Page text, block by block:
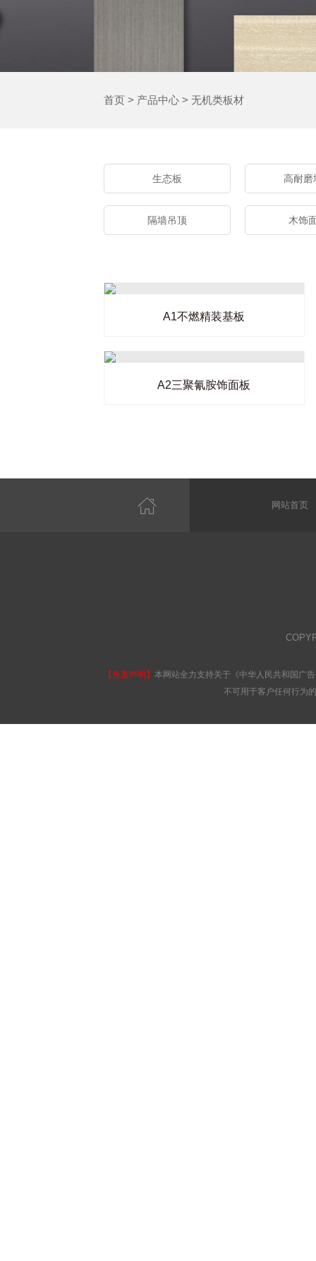
首页> 产品中心> 无机类板材
生态板 高耐磨
隔墙吊顶 木饰
A1不燃精装基板
A2三聚氰胺饰面板
网站首页
【免责声明】 本网站全力支持关于《中华人民共和国广
不可用于客户任何行为